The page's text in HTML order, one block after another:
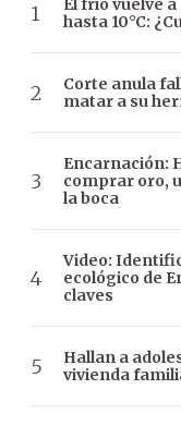
El frío vuelve
hasta 10°C:
Corte anula
matar a su
Encarnación:
comprar oro,
la boca
Video:
ecológico de
claves
Hallan a
vivienda